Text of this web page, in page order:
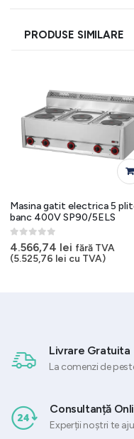
PRODUSE SIMILARE
Masina gatit electrica 5
banc 400V SP90/5ELS
0out of 5
4.566,74 lei fără TVA
(5.525,76 lei cu TVA)
Livrare Gratuita
La comenzi de
Consultanță
Experții noștri te